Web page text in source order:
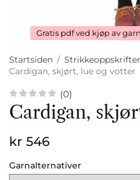
Gratis pdf ved kjøp av garn
Startsiden /
Cardigan, skjørt, lue og votter
(0)
Cardigan,
kr 546
Garnalternativer